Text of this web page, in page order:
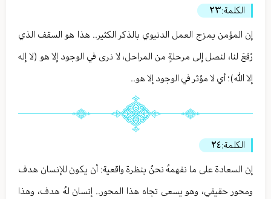
الكلمة:٢٣
إن المؤمن يمزج العمل الدنيوي بالذكر الكثير.. هذا هو السقف الذي
رُفعَ لنا، لنصل إلى مرحلةٍ من المراحل، لا نرى في الوجود إلا هو (لا إله
إلا الله)؛ أي لا مؤثر في الوجود إلا هو..
الكلمة:٢٤
إن السعادة على ما نفهمهُ نحنُ بنظرة واقعية: أن يكون للإنسان هدف
ومحور حقيقي، وهو يسعى تجاه هذا المحور.. إنسان لهُ هدف، وهذا